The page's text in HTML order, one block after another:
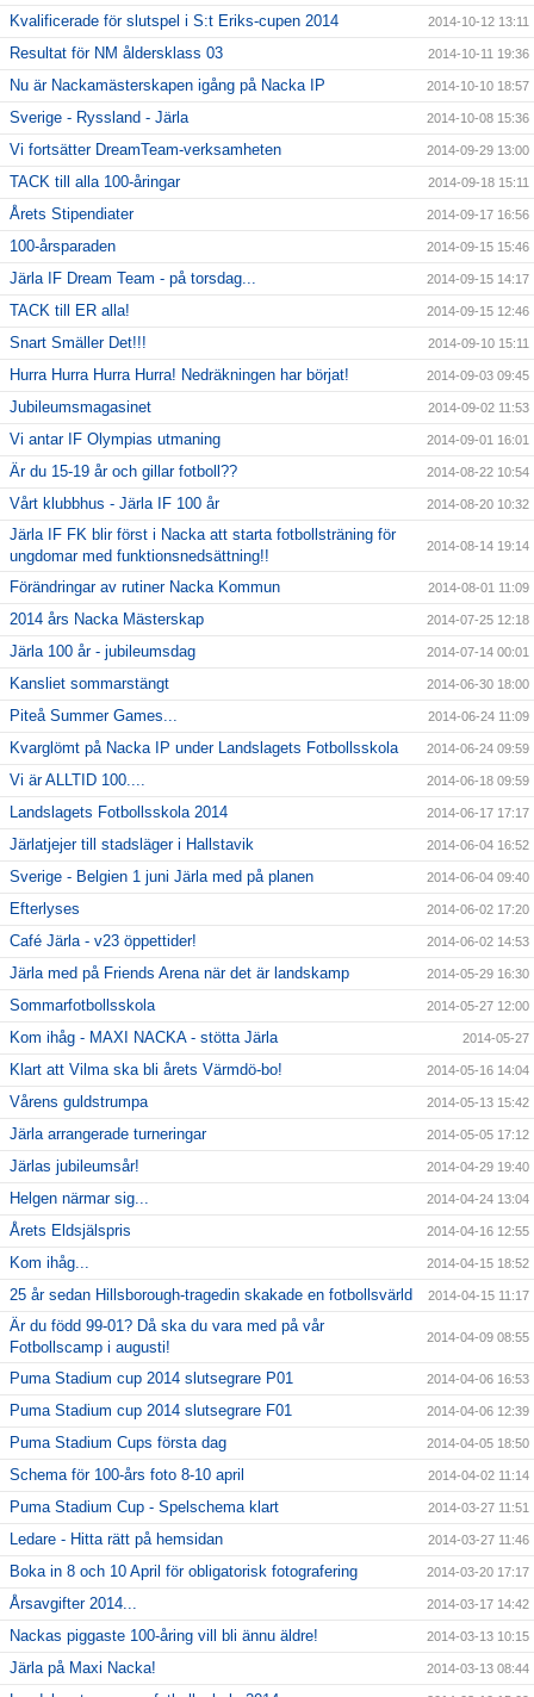
Kvalificerade för slutspel i S:t Eriks-cupen 2014 2014-10-12 13:11
Resultat för NM åldersklass 03 2014-10-11 19:36
Nu är Nackamästerskapen igång på Nacka IP 2014-10-10 18:57
Sverige - Ryssland - Järla 2014-10-08 15:36
Vi fortsätter DreamTeam-verksamheten 2014-09-29 13:00
TACK till alla 100-åringar 2014-09-18 15:11
Årets Stipendiater 2014-09-17 16:56
100-årsparaden 2014-09-15 15:46
Järla IF Dream Team - på torsdag... 2014-09-15 14:17
TACK till ER alla! 2014-09-15 12:46
Snart Smäller Det!!! 2014-09-10 15:11
Hurra Hurra Hurra Hurra! Nedräkningen har börjat! 2014-09-03 09:45
Jubileumsmagasinet 2014-09-02 11:53
Vi antar IF Olympias utmaning 2014-09-01 16:01
Är du 15-19 år och gillar fotboll?? 2014-08-22 10:54
Vårt klubbhus - Järla IF 100 år 2014-08-20 10:32
Järla IF FK blir först i Nacka att starta fotbollsträning för
ungdomar med funktionsnedsättning!!
2014-08-14 19:14
Förändringar av rutiner Nacka Kommun 2014-08-01 11:09
2014 års Nacka Mästerskap 2014-07-25 12:18
Järla 100 år - jubileumsdag 2014-07-14 00:01
Kansliet sommarstängt 2014-06-30 18:00
Piteå Summer Games... 2014-06-24 11:09
Kvarglömt på Nacka IP under Landslagets Fotbollsskola 2014-06-24 09:59
Vi är ALLTID 100.... 2014-06-18 09:59
Landslagets Fotbollsskola 2014 2014-06-17 17:17
Järlatjejer till stadsläger i Hallstavik 2014-06-04 16:52
Sverige - Belgien 1 juni Järla med på planen 2014-06-04 09:40
Efterlyses 2014-06-02 17:20
Café Järla - v23 öppettider! 2014-06-02 14:53
Järla med på Friends Arena när det är landskamp 2014-05-29 16:30
Sommarfotbollsskola 2014-05-27 12:00
Kom ihåg - MAXI NACKA - stötta Järla 2014-05-27
Klart att Vilma ska bli årets Värmdö-bo! 2014-05-16 14:04
Vårens guldstrumpa 2014-05-13 15:42
Järla arrangerade turneringar 2014-05-05 17:12
Järlas jubileumsår! 2014-04-29 19:40
Helgen närmar sig... 2014-04-24 13:04
Årets Eldsjälspris 2014-04-16 12:55
Kom ihåg... 2014-04-15 18:52
25 år sedan Hillsborough-tragedin skakade en fotbollsvärld 2014-04-15 11:17
Är du född 99-01? Då ska du vara med på vår
Fotbollscamp i augusti!
2014-04-09 08:55
Puma Stadium cup 2014 slutsegrare P01 2014-04-06 16:53
Puma Stadium cup 2014 slutsegrare F01 2014-04-06 12:39
Puma Stadium Cups första dag 2014-04-05 18:50
Schema för 100-års foto 8-10 april 2014-04-02 11:14
Puma Stadium Cup - Spelschema klart 2014-03-27 11:51
Ledare - Hitta rätt på hemsidan 2014-03-27 11:46
Boka in 8 och 10 April för obligatorisk fotografering 2014-03-20 17:17
Årsavgifter 2014... 2014-03-17 14:42
Nackas piggaste 100-åring vill bli ännu äldre! 2014-03-13 10:15
Järla på Maxi Nacka! 2014-03-13 08:44